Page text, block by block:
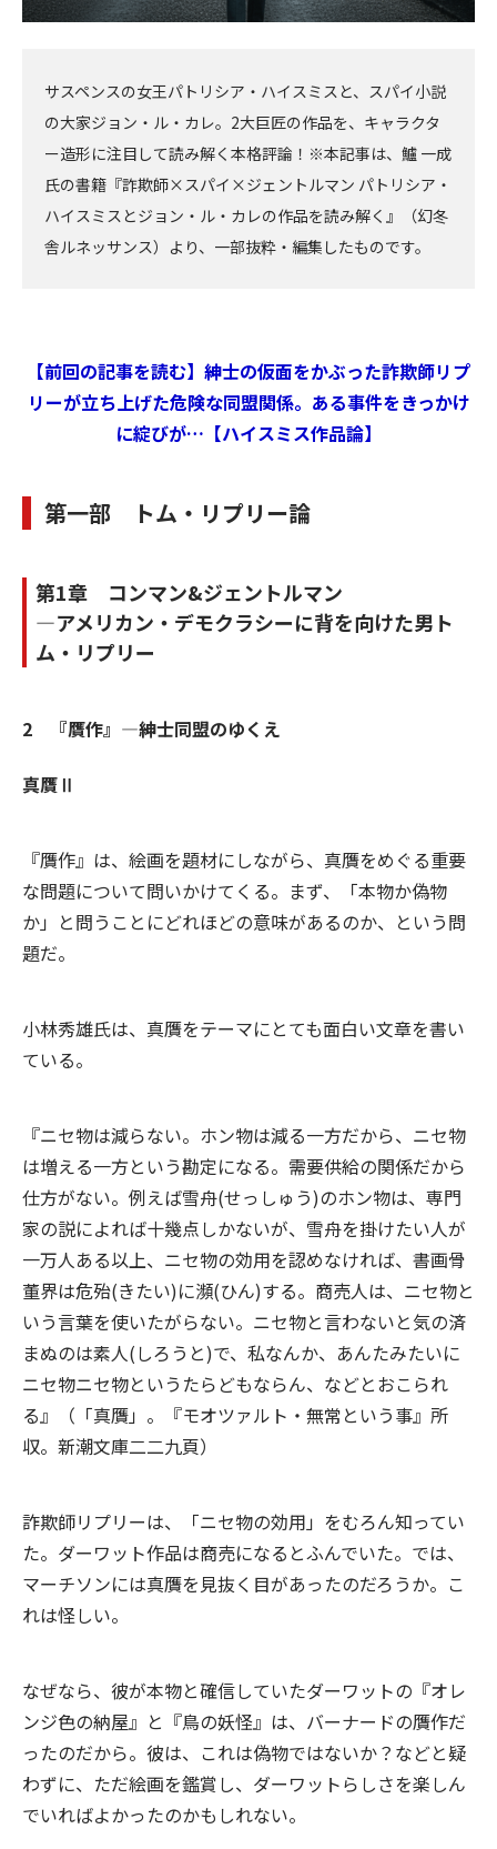
サスペンスの女王パトリシア・ハイスミスと、スパイ小説
の大家ジョン・ル・カレ。2大巨匠の作品を、キャラクタ
ー造形に注目して読み解く本格評論！※本記事は、鱸 一成
氏の書籍『詐欺師×スパイ×ジェントルマン パトリシア・
ハイスミスとジョン・ル・カレの作品を読み解く』（幻冬
舎ルネッサンス）より、一部抜粋・編集したものです。
【前回の記事を読む】紳士の仮面をかぶった詐欺師リプ
リーが立ち上げた危険な同盟関係。ある事件をきっかけ
に綻びが…【ハイスミス作品論】
第一部 トム・リプリー論
第1章 コンマン&ジェントルマン
―アメリカン・デモクラシーに背を向けた男ト
ム・リプリー
2 『贋作』―紳士同盟のゆくえ
真贋Ⅱ
『贋作』は、絵画を題材にしながら、真贋をめぐる重要
な問題について問いかけてくる。まず、「本物か偽物
か」と問うことにどれほどの意味があるのか、という問
題だ。
小林秀雄氏は、真贋をテーマにとても面白い文章を書い
ている。
『ニセ物は減らない。ホン物は減る一方だから、ニセ物
は増える一方という勘定になる。需要供給の関係だから
仕方がない。例えば雪舟(せっしゅう)のホン物は、専門
家の説によれば十幾点しかないが、雪舟を掛けたい人が
一万人ある以上、ニセ物の効用を認めなければ、書画骨
董界は危殆(きたい)に瀕(ひん)する。商売人は、ニセ物と
いう言葉を使いたがらない。ニセ物と言わないと気の済
まぬのは素人(しろうと)で、私なんか、あんたみたいに
ニセ物ニセ物というたらどもならん、などとおこられ
る』（「真贋」。『モオツァルト・無常という事』所
収。新潮文庫二二九頁）
詐欺師リプリーは、「ニセ物の効用」をむろん知ってい
た。ダーワット作品は商売になるとふんでいた。では、
マーチソンには真贋を見抜く目があったのだろうか。こ
れは怪しい。
なぜなら、彼が本物と確信していたダーワットの『オレ
ンジ色の納屋』と『鳥の妖怪』は、バーナードの贋作だ
ったのだから。彼は、これは偽物ではないか？などと疑
わずに、ただ絵画を鑑賞し、ダーワットらしさを楽しん
でいればよかったのかもしれない。